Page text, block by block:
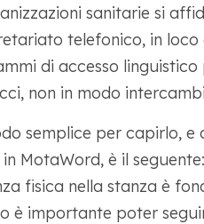
sanitarie si
telefonico, in
di accesso
non in modo
semplice per capirlo,
MotaWord, è il
fisica nella stanza è
è importante poter